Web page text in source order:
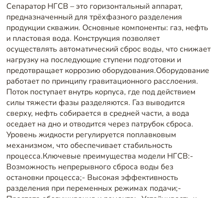
Сепаратор НГСВ – это горизонтальный аппарат,
предназначенный для трёхфазного разделения
продукции скважин. Основные компоненты: газ, нефть
и пластовая вода. Конструкция позволяет
осуществлять автоматический сброс воды, что снижает
нагрузку на последующие ступени подготовки и
предотвращает коррозию оборудования.Оборудование
работает по принципу гравитационного расслоения.
Поток поступает внутрь корпуса, где под действием
силы тяжести фазы разделяются. Газ выводится
сверху, нефть собирается в средней части, а вода
оседает на дно и отводится через патрубок сброса.
Уровень жидкости регулируется поплавковым
механизмом, что обеспечивает стабильность
процесса.Ключевые преимущества модели НГСВ:-
Возможность непрерывного сброса воды без
остановки процесса;- Высокая эффективность
разделения при переменных режимах подачи;-